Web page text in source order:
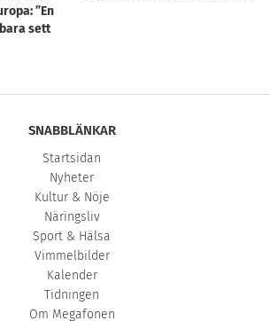
”En
sett
SNABBLÄNKAR
Startsidan
Nyheter
Kultur & Nöje
Näringsliv
Sport & Hälsa
Vimmelbilder
Kalender
Tidningen
Om Megafonen